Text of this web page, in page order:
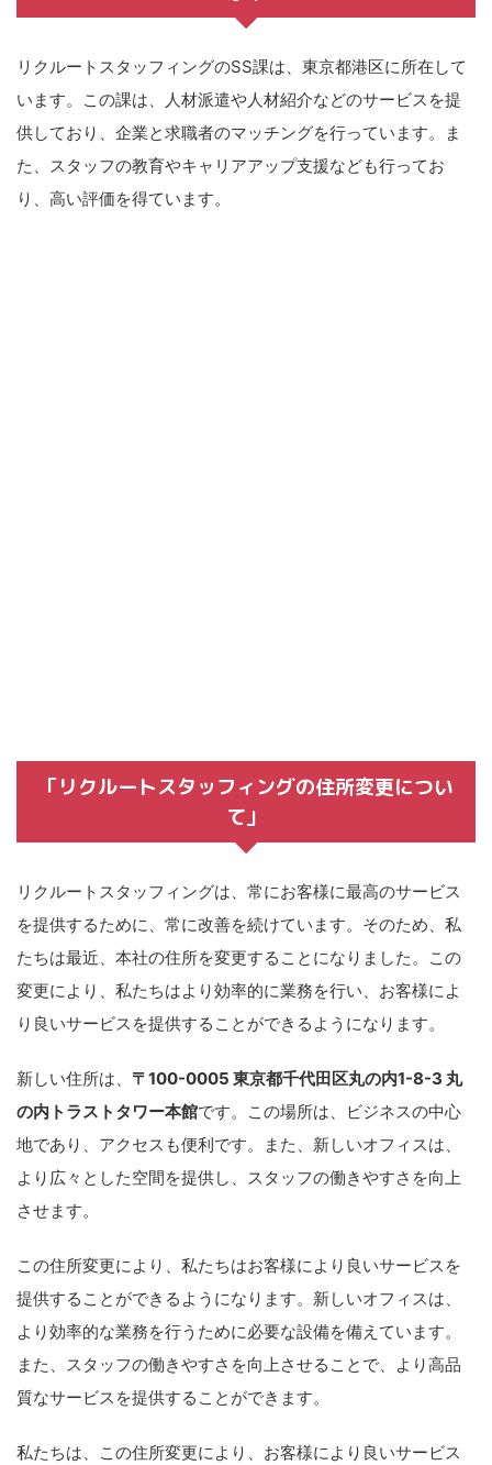
リクルートスタッフィングのSS課は、東京都港区に所在して
います。この課は、人材派遣や人材紹介などのサービスを提
供しており、企業と求職者のマッチングを行っています。ま
た、スタッフの教育やキャリアアップ支援なども行ってお
り、高い評価を得ています。
「リクルートスタッフィングの住所変更につい
て」
リクルートスタッフィングは、常にお客様に最高のサービス
を提供するために、常に改善を続けています。そのため、私
たちは最近、本社の住所を変更することになりました。この
変更により、私たちはより効率的に業務を行い、お客様によ
り良いサービスを提供することができるようになります。
新しい住所は、 〒100-0005 東京都千代田区丸の内1-8-3 丸
の内トラストタワー本館です。この場所は、ビジネスの中心
地であり、アクセスも便利です。また、新しいオフィスは、
より広々とした空間を提供し、スタッフの働きやすさを向上
させます。
この住所変更により、私たちはお客様により良いサービスを
提供することができるようになります。新しいオフィスは、
より効率的な業務を行うために必要な設備を備えています。
また、スタッフの働きやすさを向上させることで、より高品
質なサービスを提供することができます。
私たちは、この住所変更により、お客様により良いサービス